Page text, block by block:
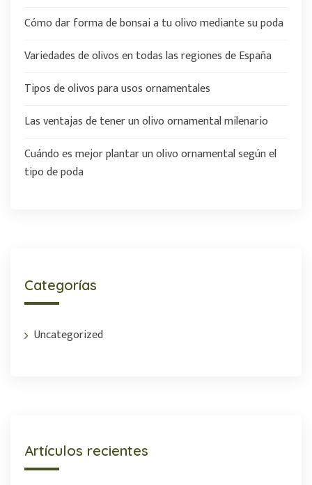
Cómo dar forma de bonsai a tu olivo mediante su poda
Variedades de olivos en todas las regiones de España
Tipos de olivos para usos ornamentales
Las ventajas de tener un olivo ornamental milenario
Cuándo es mejor plantar un olivo ornamental según el
tipo de poda
Categorías
Uncategorized
Artículos recientes